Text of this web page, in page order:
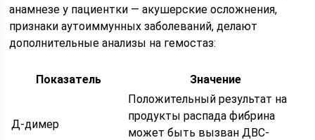
анамнезе у пациентки — акушерские осложнения,
признаки аутоиммунных заболеваний, делают
дополнительные анализы на гемостаз:
Показатель Значение
Д-димер
Положительный результат на
продукты распада фибрина
может быть вызван ДВС-